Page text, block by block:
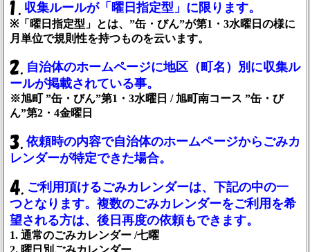
収集ルールが「曜日指定型」に限ります。
※「曜日指定型」とは、”缶・びん”が第1・3水曜日の様に
月単位で規則性を持つものを云います。
自治体のホームページに地区（町名）別に収集ル
ールが掲載されている事。
※旭町 ”缶・びん”第1・3水曜日 / 旭町南コース ”缶・び
ん”第2・4金曜日
依頼時の内容で自治体のホームページからごみカ
レンダーが特定できた場合。
ご利用頂けるごみカレンダーは、下記の中の一
つとなります。複数のごみカレンダーをご利用を希
望される方は、後日再度の依頼もできます。
1. 通常のごみカレンダー /七曜
2. 曜日別ごみカレンダー